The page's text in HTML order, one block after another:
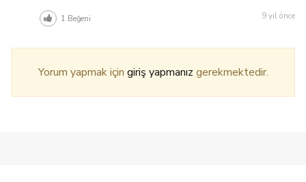
1 Beğeni 9 yıl önce
Yorum yapmak için giriş yapmanız gerekmektedir.